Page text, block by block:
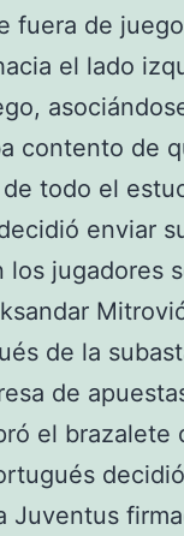
fuera de
el lado
contento de
todo el
enviar
los jugadores
de la
de
el brazalete
Juventus